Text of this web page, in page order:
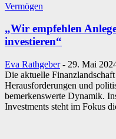
Vermögen
„Wir empfehlen
investieren“
Eva Rathgeber - 29. Mai
Die aktuelle
Herausforderungen und
bemerkenswerte Dynamik.
Investments steht im Fokus